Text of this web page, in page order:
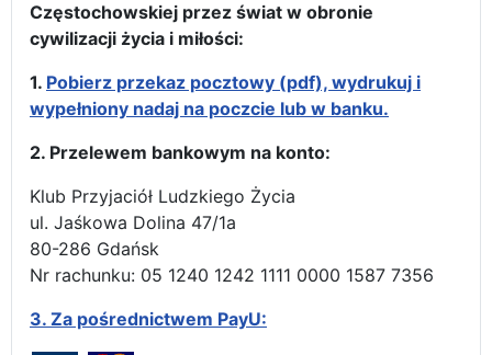
Częstochowskiej przez świat w obronie
cywilizacji życia i miłości:
1. Pobierz przekaz pocztowy (pdf), wydrukuj i
wypełniony nadaj na poczcie lub w banku.
2. Przelewem bankowym na konto:
Klub Przyjaciół Ludzkiego Życia
ul. Jaśkowa Dolina 47/1a
80-286 Gdańsk
Nr rachunku: 05 1240 1242 1111 0000 1587 7356
3. Za pośrednictwem PayU: